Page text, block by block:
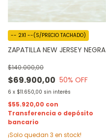
ZAPATILLA NEW JERSEY NEGRA
$69.900,00
$140.000,00
50% OFF
6 x $11.650,00 sin interés
-- 2X1 --(S/PRECIO TACHADO)
$55.920,00 con
Transferencia o depósito
bancario
¡Solo quedan 3 en stock!